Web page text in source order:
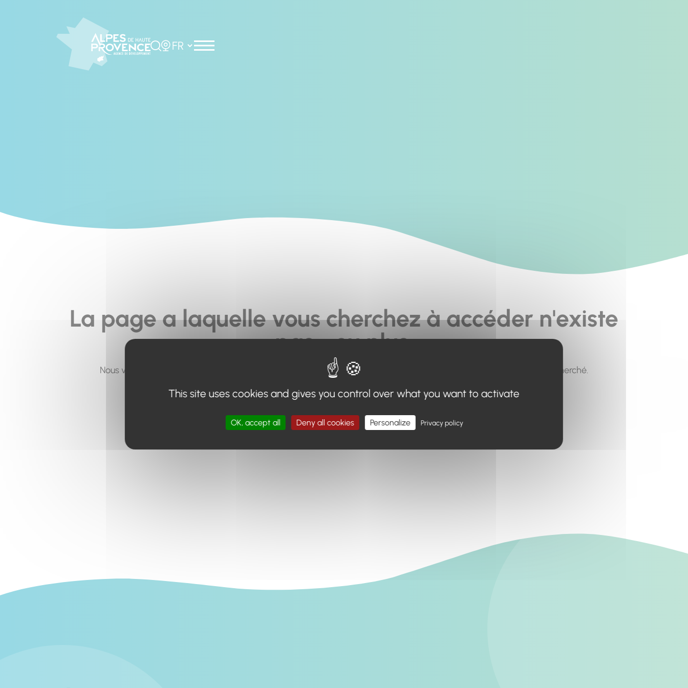
Rechercher
Choisir la langue
La page a laquelle vous cherchez à accéder n'existe
pas... ou plus.
Nous vous invitons à utiliser le moteur de recherche en haut de page, ou à utiliser le menu pour trouver le contenu recherché.
Retour à l'accueil
This site uses cookies and gives you control over what you want to activate
OK, accept all Deny all cookies Personalize Privacy policy